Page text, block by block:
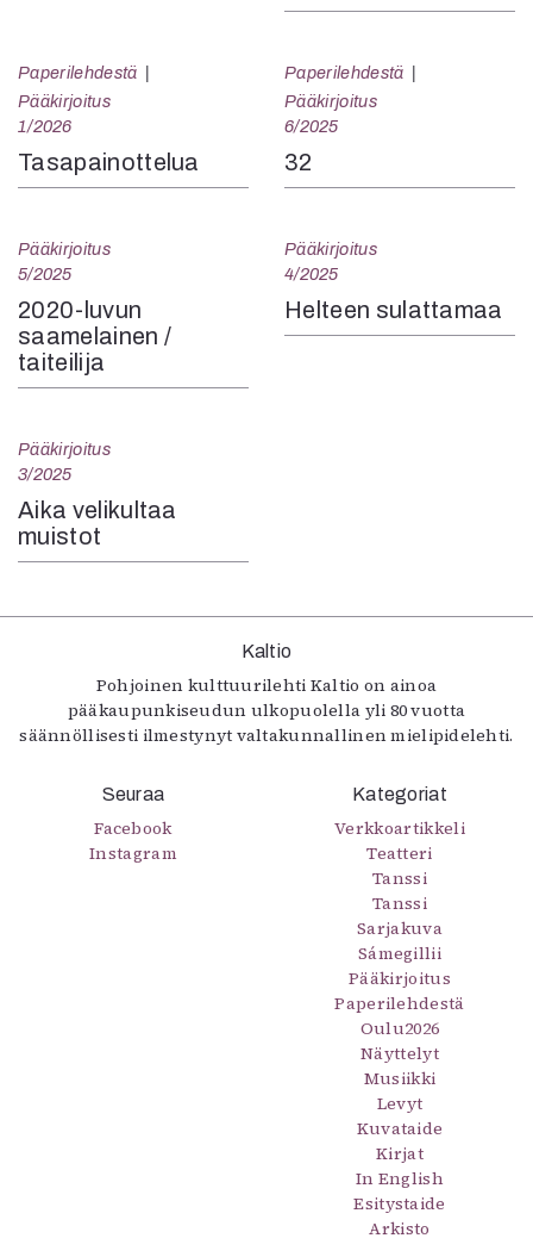
Paperilehdestä
Pääkirjoitus
1/2026
Tasapainottelua
Paperilehdestä
Pääkirjoitus
6/2025
32
Pääkirjoitus
5/2025
2020-luvun
saamelainen /
taiteilija
Pääkirjoitus
4/2025
Helteen sulattamaa
Pääkirjoitus
3/2025
Aika velikultaa
muistot
Kaltio
Pohjoinen kulttuurilehti Kaltio on ainoa
pääkaupunkiseudun ulkopuolella yli 80 vuotta
säännöllisesti ilmestynyt valtakunnallinen mielipidelehti.
Seuraa
Facebook
Instagram
Kategoriat
Verkkoartikkeli
Teatteri
Tanssi
Tanssi
Sarjakuva
Sámegillii
Pääkirjoitus
Paperilehdestä
Oulu2026
Näyttelyt
Musiikki
Levyt
Kuvataide
Kirjat
In English
Esitystaide
Arkisto